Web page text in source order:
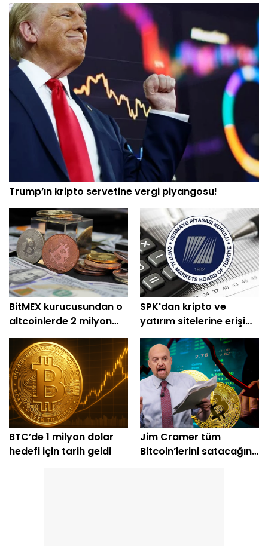
Trump’ın kripto servetine vergi piyangosu!
BitMEX kurucusundan o
altcoinlerde 2 milyon
dolarlık alım
SPK'dan kripto ve
yatırım sitelerine erişim
engeli
BTC’de 1 milyon dolar
hedefi için tarih geldi
Jim Cramer tüm
Bitcoin’lerini satacağını